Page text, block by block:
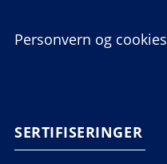
Personvern og cookies
SERTIFISERINGER